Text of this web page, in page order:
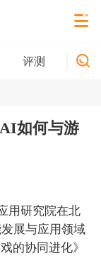
评测 新游
如何与游
用研究院在北
展与应用领域
的协同进化》